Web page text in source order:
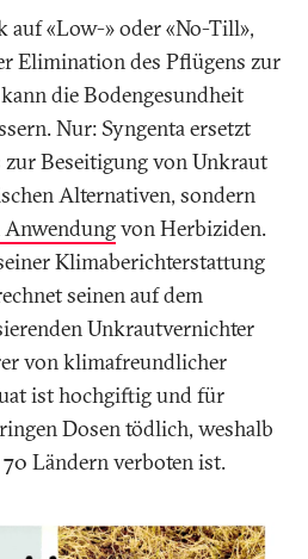
auf «Low-» oder «No-Till»,
Elimination des Pflügens zur
die Bodengesundheit
Nur: Syngenta ersetzt
zur Beseitigung von Unkraut
Alternativen, sondern
Anwendungvon Herbiziden.
Klimaberichterstattung
seinen auf dem
Unkrautvernichter
von klimafreundlicher
ist hochgiftig und für
Dosen tödlich, weshalb
Ländern verboten ist.